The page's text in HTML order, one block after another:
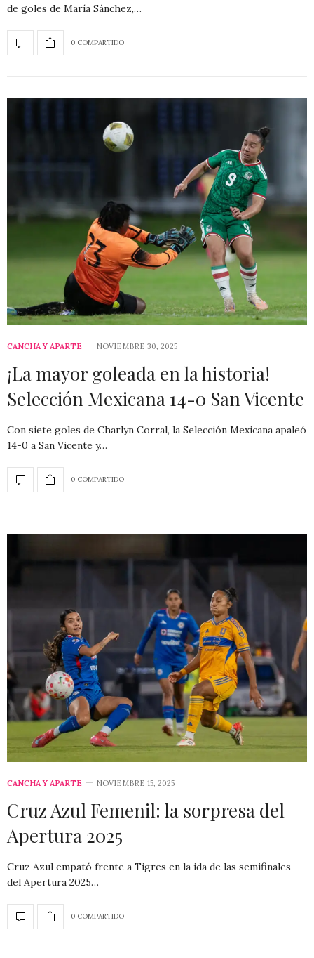
de goles de María Sánchez,…
0 COMPARTIDO
CANCHA Y APARTE NOVIEMBRE 30, 2025
¡La mayor goleada en la historia!
Selección Mexicana 14-0 San Vicente
Con siete goles de Charlyn Corral, la Selección Mexicana apaleó
14-0 a San Vicente y…
0 COMPARTIDO
CANCHA Y APARTE NOVIEMBRE 15, 2025
Cruz Azul Femenil: la sorpresa del
Apertura 2025
Cruz Azul empató frente a Tigres en la ida de las semifinales
del Apertura 2025…
0 COMPARTIDO